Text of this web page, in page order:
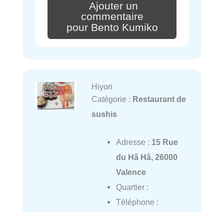
Ajouter un
commentaire
pour Bento Kumiko
Hiyori
Catégorie : Restaurant de
sushis
Adresse : 15 Rue
du Hâ Hâ, 26000
Valence
Quartier :
Téléphone :